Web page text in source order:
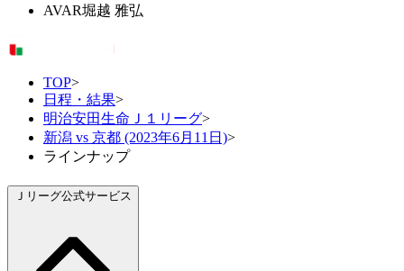
AVAR堀越 雅弘
TOP>
日程・結果>
明治安田生命Ｊ１リーグ>
新潟 vs 京都 (2023年6月11日)>
ラインナップ
Ｊリーグ公式サービス